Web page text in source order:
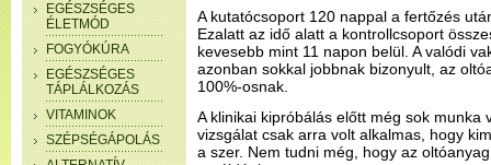
EGÉSZSÉGES
ÉLETMÓD
FOGYÓKÚRA
EGÉSZSÉGES
TÁPLÁLKOZÁS
VITAMINOK
SZÉPSÉGÁPOLÁS
A kutatócsoport 120 nappal a fertőzés
Ezalatt az idő alatt a kontrollcsoport
kevesebb mint 11 napon belül. A valódi
azonban sokkal jobbnak bizonyult, az
100%-osnak.
A klinikai kipróbálás előtt még sok munka
vizsgálat csak arra volt alkalmas, hogy
a szer. Nem tudni még, hogy az